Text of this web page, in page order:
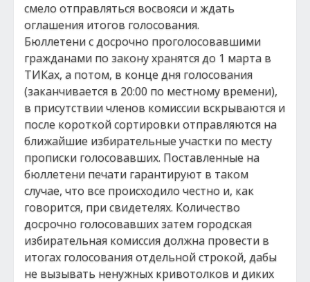
смело отправляться восвояси и ждать
оглашения итогов голосования.
Бюллетени с досрочно проголосовавшими
гражданами по закону хранятся до 1 марта в
ТИКах, а потом, в конце дня голосования
(заканчивается в 20:00 по местному времени),
в присутствии членов комиссии вскрываются и
после короткой сортировки отправляются на
ближайшие избирательные участки по месту
прописки голосовавших. Поставленные на
бюллетени печати гарантируют в таком
случае, что все происходило честно и, как
говорится, при свидетелях. Количество
досрочно голосовавших затем городская
избирательная комиссия должна провести в
итогах голосования отдельной строкой, дабы
не вызывать ненужных кривотолков и диких